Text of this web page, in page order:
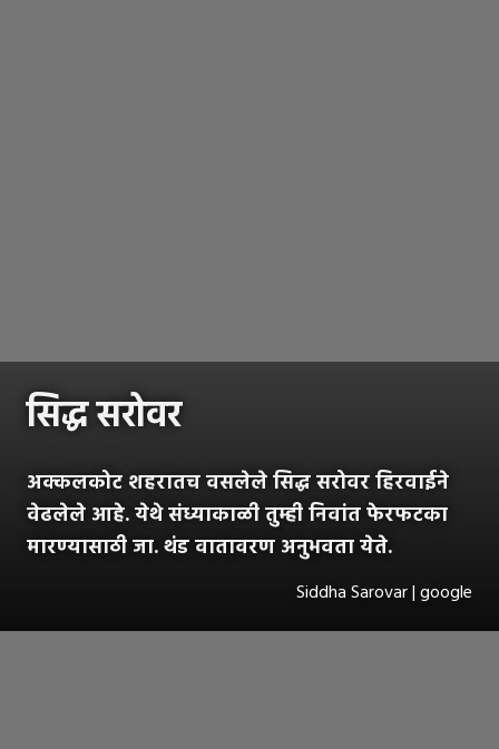
सिद्ध सरोवर
अक्कलकोट शहरातच वसलेले सिद्ध सरोवर हिरवाईने
वेढलेले आहे. येथे संध्याकाळी तुम्ही निवांत फेरफटका
मारण्यासाठी जा. थंड वातावरण अनुभवता येते.
Siddha Sarovar | google